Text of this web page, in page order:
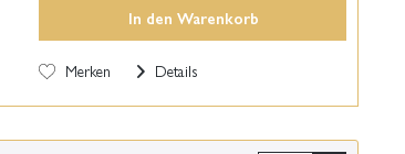
In den Warenkorb
Merken Details